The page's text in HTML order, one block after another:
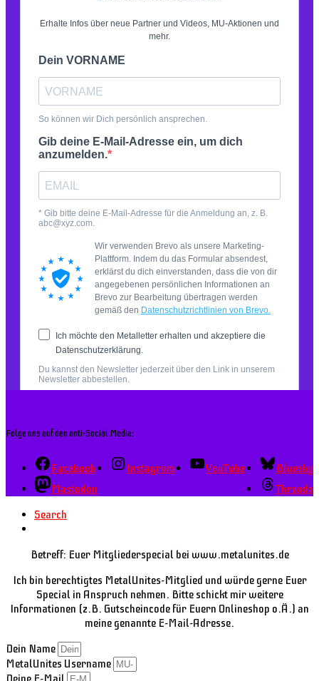
Folge uns auf den anti-Social Media:
Facebook Instagram YouTube
Bluesky
Mastodon
Threads
Search
Betreff: Euer Mitgliederspecial bei www.metalunites.de
Ich bin berechtigtes MetalUnites-Mitglied und würde gerne Euer
Special in Anspruch nehmen. Bitte schickt mir weitere
Informationen (z.B. Gutscheincode für Euern Onlineshop o.Ä.) an
meine genannte E-Mail-Adresse.
Dein Name
MetalUnites Username